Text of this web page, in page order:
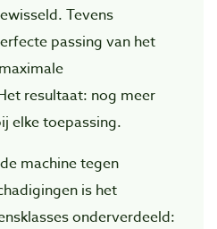
Tevens
passing van het
resultaat: nog meer
elke toepassing.
machine tegen
is het
onderverdeeld: